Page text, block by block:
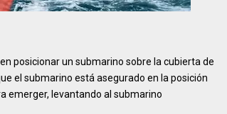
posicionar un submarino sobre la cubierta de
el submarino está asegurado en la posición
emerger, levantando al submarino